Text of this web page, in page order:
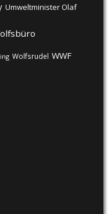
Umweltminister Olaf
Wolfsrudel WWF